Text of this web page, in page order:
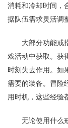
消耗和冷却时间，
据队伍需求灵活调
大部分功能戒
戏活动中获取。获
时刻失去作用。如
需要的装备。冒险
用时机，这些经验
无论使用什么